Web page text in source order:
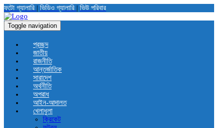
ফটো গ্যালারি | ভিডিও গ্যালারি | ভিউ পরিবার
Toggle navigation
প্রচ্ছদ
জাতীয়
রাজনীতি
আন্তর্জাতিক
সারাদেশ
অর্থনীতি
অপরাধ
আইন-আদালত
খেলাধুলা
ক্রিকেট